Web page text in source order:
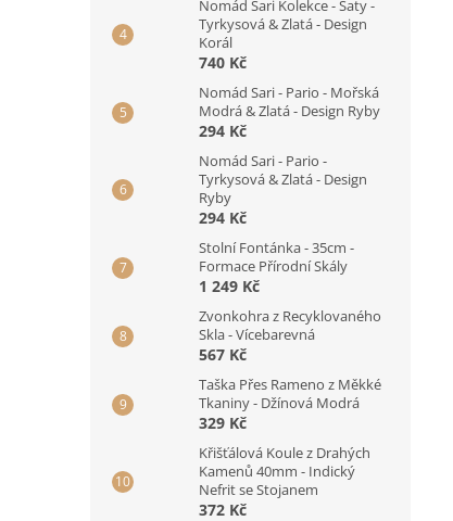
Nomád Sari Kolekce - Šaty -
Tyrkysová & Zlatá - Design
Korál
740 Kč
Nomád Sari - Pario - Mořská
Modrá & Zlatá - Design Ryby
294 Kč
Nomád Sari - Pario -
Tyrkysová & Zlatá - Design
Ryby
294 Kč
Stolní Fontánka - 35cm -
Formace Přírodní Skály
1 249 Kč
Zvonkohra z Recyklovaného
Skla - Vícebarevná
567 Kč
Taška Přes Rameno z Měkké
Tkaniny - Džínová Modrá
329 Kč
Křišťálová Koule z Drahých
Kamenů 40mm - Indický
Nefrit se Stojanem
372 Kč